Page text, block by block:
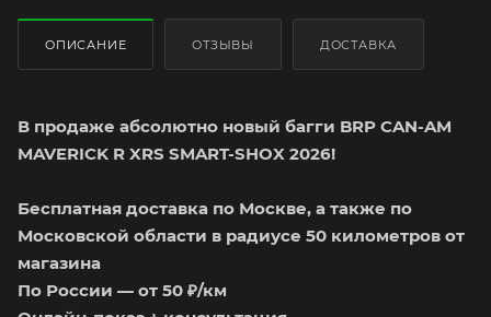
ОПИСАНИЕ ОТЗЫВЫ ДОСТАВКА
В продаже абсолютно новый багги BRP CAN-AM
MAVERICK R XRS SMART-SHOX 2026!
Бесплатная доставка по Москве, а также по
Московской области в радиусе 50 километров от
магазина
По России — от 50 ₽/км